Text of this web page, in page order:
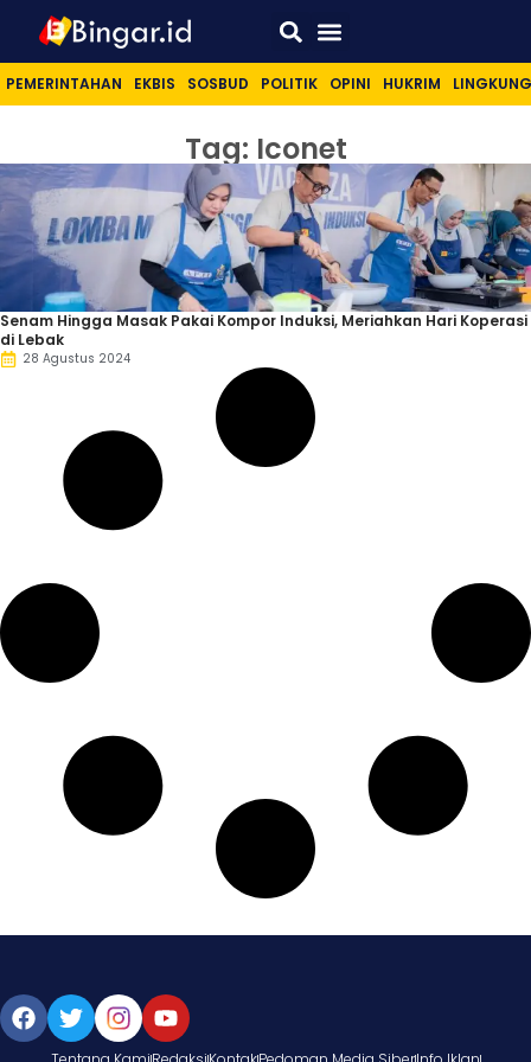
PEMERINTAHAN EKBIS SOSBUD POLITIK OPINI HUKRIM
Tag: Iconet
Senam Hingga Masak Pakai Kompor Induksi, Meriahkan Hari Koperasi
di Lebak
28 Agustus 2024